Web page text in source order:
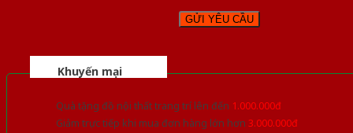
Khuyến mại
Quà tặng đồ nội thất trang trí lên đến 1.000.000đ
Giảm trực tiếp khi mua đơn hàng lớn hơn 3.000.000đ